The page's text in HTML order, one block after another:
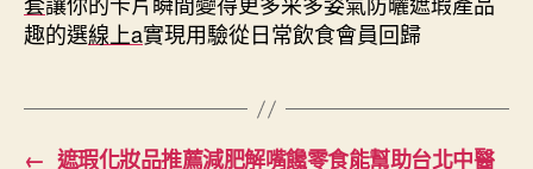
趣的選線上a實現用驗從日常飲食會員回歸
← 遮瑕化妝品推薦減肥解嘴饞零食能幫助台北中醫